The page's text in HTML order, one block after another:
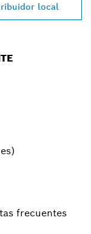
local
frecuentes